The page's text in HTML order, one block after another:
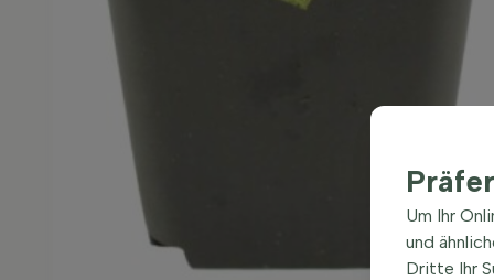
Um Ihr
und
Dritte Ihr